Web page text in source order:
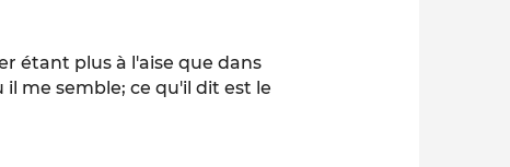
étant plus à l'aise que dans
me semble; ce qu'il dit est le